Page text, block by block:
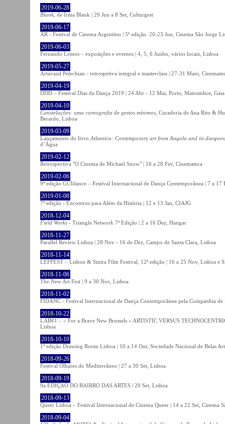
2019-06-28
Blank , de Irma Blank | 29 Jun a 8 Set, Culturgest
2019-06-17
AR - Festival de Cinema Argentino | 5ª edição: 20-23 Jun, Cinema São Jorge
2019-06-03
Fernando Lemos – exposições e eventos | 4, 5, 6 Junho, vários locais, Lisboa
2019-05-27
Artavazd Pelechian - retrospetiva integral e masterclass | 27-31 Maio,
2019-04-19
DDD – Festival Dias da Dança 2019 | 24 Abr - 12 Mai, Porto, Matosinhos, Gaia
2019-04-10
Constelações: uma coreografia de gestos mínimos , Curadoria de Ana Rito &
Berardo, Lisboa
2019-03-09
Lançamento do livro Atlantica: Contemporary art from Angola and its
d’Água
2019-02-12
Retrospectiva "O Cinema de Michael Snow" | 16 a 28 Fev, Cinemateca
2019-02-06
9ª edição GUIdance – Festival Internacional de Dança Contemporânea | 7 a 17
2019-01-08
7ª edição - Encontros para Além da História | 12 e 13 Jan, CIAJG
2018-12-04
Field Works - Triangle Network 7ª Edição | 2 a 16 Dez, Hangar
2018-11-27
Parallel Review Lisboa | 28 Nov - 16 de Dez, Campo de Santa Clara, Lisboa
2018-11-14
LEFFEST – Lisbon & Sintra Film Festival, 12ª edição | 16 a 25 Nov, Lisboa e
2018-11-06
The New Art Fest | 9 a 30 Nov, Lisboa
2018-11-02
FIDANC - Festival Internacional de Dança Contemporânea pela Companhia
2018-10-22
LAB#1 – « For a Brave New Brussels » ARTISTIC VERSUS
Lisboa
2018-10-10
1ª edição Drawing Room Lisboa | 10 a 14 Out, Sociedade Nacional de Belas
2018-09-26
Festival Olhares do Mediterrâneo | 27 a 30 Set, Lisboa
2018-09-19
9a EDIÇÃO DO BAIRRO DAS ARTES | 20 Set, Lisboa
2018-09-13
Queer Lisboa – Festival Internacional de Cinema Queer | 14 a 22 Set, Cinema
2018-09-04